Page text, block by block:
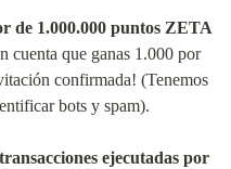
de 1.000.000 puntos ZETA
cuenta que ganas 1.000 por
confirmada! (Tenemos
bots y spam).
ejecutadas por